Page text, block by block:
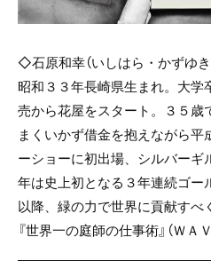
◇石原和幸（いしはら・かずゆき
昭和３３年長崎県生まれ。大学
売から花屋をスタート。３５歳
まくいかず借金を抱えながら
ーショーに初出場、シルバーギ
年は史上初となる３年連続ゴー
以降、緑の力で世界に貢献すべ
『世界一の庭師の仕事術』（ＷＡＶ